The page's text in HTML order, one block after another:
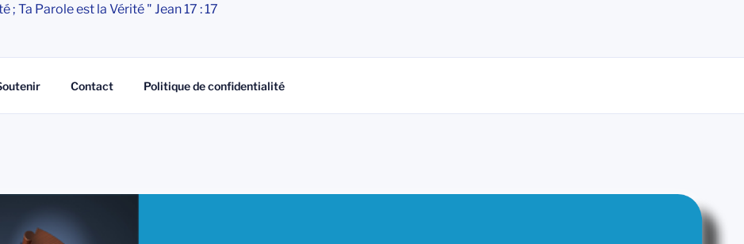
; Ta Parole est la Vérité " Jean 17 : 17
Contact Politique de confidentialité